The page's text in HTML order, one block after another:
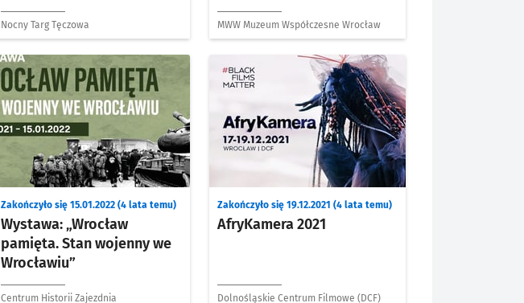
Nocny Targ Tęczowa MWW Muzeum Współczesne Wrocław
Wystawa: „Wrocław
pamięta. Stan wojenny we
Wrocławiu”
Zakończyło się 15.01.2022 (4 lata temu)
Centrum Historii Zajezdnia
AfryKamera 2021
Zakończyło się 19.12.2021 (4 lata temu)
Dolnośląskie Centrum Filmowe (DCF)